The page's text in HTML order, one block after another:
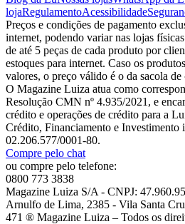
lojaRegulamentoAcessibilidade
Preços e condições de pagamento
internet, podendo variar nas lojas
de até 5 peças de cada produto por
estoques para internet. Caso os
valores, o preço válido é o da sacola de
O Magazine Luiza atua como
Resolução CMN nº 4.935/2021, e
crédito e operações de crédito para a
Crédito, Financiamento e Investimento
02.206.577/0001-80.
Compre pelo chat
ou compre pelo telefone:
0800 773 3838
Magazine Luiza S/A - CNPJ:
Arnulfo de Lima, 2385 - Vila Santa
471 ® Magazine Luiza – Todos os